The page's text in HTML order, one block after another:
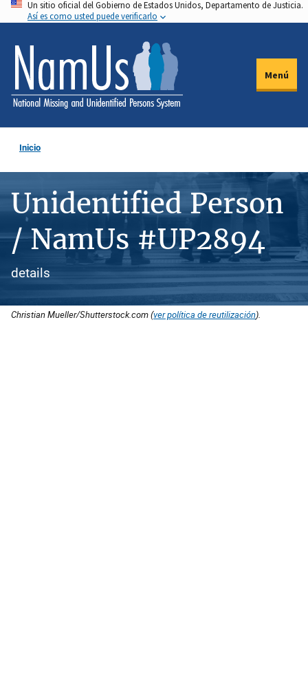
Pasar
al
contenido
principal
Un sitio oficial del Gobierno de Estados Unidos, Departamento de Justicia.
Así es como usted puede verificarlo
Menú
Inicio
Unidentified Person
/ NamUs #UP2894
details
Christian Mueller/Shutterstock.com (ver política de reutilización).